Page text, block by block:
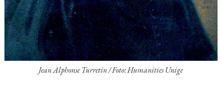
Jean Alphonse Turretin /Foto: Humanities Unige